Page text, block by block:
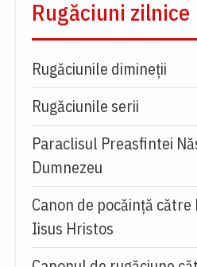
Rugăciuni zilnice
Rugăciunile dimineții
Rugăciunile serii
Paraclisul Preasfintei
Dumnezeu
Canon de pocăință
Iisus Hristos